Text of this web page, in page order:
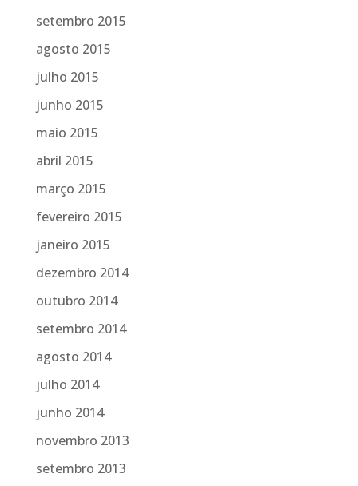
setembro 2015
agosto 2015
julho 2015
junho 2015
maio 2015
abril 2015
março 2015
fevereiro 2015
janeiro 2015
dezembro 2014
outubro 2014
setembro 2014
agosto 2014
julho 2014
junho 2014
novembro 2013
setembro 2013